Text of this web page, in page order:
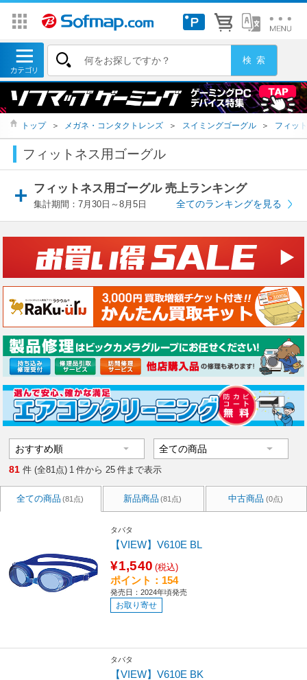
トップ ＞ メガネ・コンタクトレンズ ＞ スイミングゴーグル ＞ フィッ
フィットネス用ゴーグル
フィットネス用ゴーグル 売上ランキング
集計期間：7月30日～8月5日 全てのランキングを見る
81 件 (全81点) 1 件から 25 件まで表示
全ての商品 (81点) 新品商品 (81点) 中古商品 (0点)
タバタ
【VIEW】V610E BL
¥1,540 (税込)
ポイント：154
発売日：2024年頃発売
お取り寄せ
タバタ
【VIEW】V610E BK